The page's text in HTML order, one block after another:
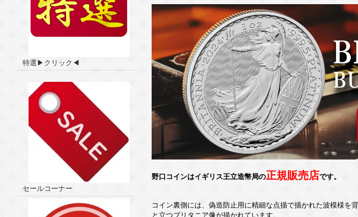
特選▶クリック◀
セールコーナー
野口コインはイギリス王立造幣局の正規販売店です。
コイン裏側には、偽造防止用に精細な点描で描かれた波模様を
と立つブリタニア像が描かれています。